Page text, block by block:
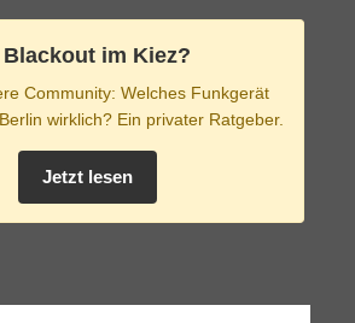
Blackout im Kiez?
Community: Welches Funkgerät
wirklich? Ein privater Ratgeber.
Jetzt lesen